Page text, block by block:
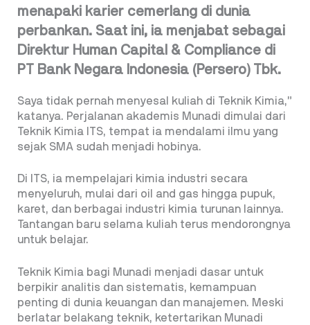
menapaki karier cemerlang di dunia
perbankan. Saat ini, ia menjabat sebagai
Direktur Human Capital & Compliance di
PT Bank Negara Indonesia (Persero) Tbk.
Saya tidak pernah menyesal kuliah di Teknik Kimia,”
katanya. Perjalanan akademis Munadi dimulai dari
Teknik Kimia ITS, tempat ia mendalami ilmu yang
sejak SMA sudah menjadi hobinya.
Di ITS, ia mempelajari kimia industri secara
menyeluruh, mulai dari oil and gas hingga pupuk,
karet, dan berbagai industri kimia turunan lainnya.
Tantangan baru selama kuliah terus mendorongnya
untuk belajar.
Teknik Kimia bagi Munadi menjadi dasar untuk
berpikir analitis dan sistematis, kemampuan
penting di dunia keuangan dan manajemen. Meski
berlatar belakang teknik, ketertarikan Munadi